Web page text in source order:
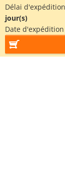
Délai
jour(s)
Date